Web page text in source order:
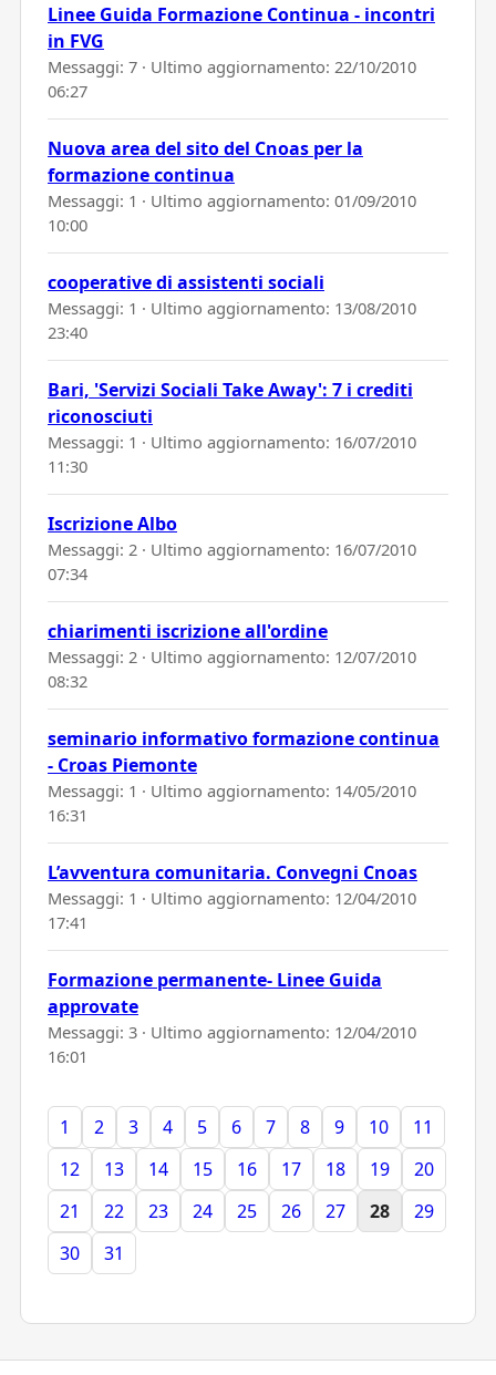
Linee Guida Formazione Continua - incontri
in FVG
Messaggi: 7 · Ultimo aggiornamento: 22/10/2010
06:27
Nuova area del sito del Cnoas per la
formazione continua
Messaggi: 1 · Ultimo aggiornamento: 01/09/2010
10:00
cooperative di assistenti sociali
Messaggi: 1 · Ultimo aggiornamento: 13/08/2010
23:40
Bari, 'Servizi Sociali Take Away': 7 i crediti
riconosciuti
Messaggi: 1 · Ultimo aggiornamento: 16/07/2010
11:30
Iscrizione Albo
Messaggi: 2 · Ultimo aggiornamento: 16/07/2010
07:34
chiarimenti iscrizione all'ordine
Messaggi: 2 · Ultimo aggiornamento: 12/07/2010
08:32
seminario informativo formazione continua
- Croas Piemonte
Messaggi: 1 · Ultimo aggiornamento: 14/05/2010
16:31
L’avventura comunitaria. Convegni Cnoas
Messaggi: 1 · Ultimo aggiornamento: 12/04/2010
17:41
Formazione permanente- Linee Guida
approvate
Messaggi: 3 · Ultimo aggiornamento: 12/04/2010
16:01
1 2 3 4 5 6 7 8 9 10
11
12
13 14 15 16 17 18 19
20
21
22 23 24 25 26 27 28
29
30
31